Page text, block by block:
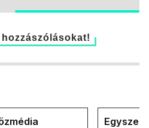
hozzászólásokat!